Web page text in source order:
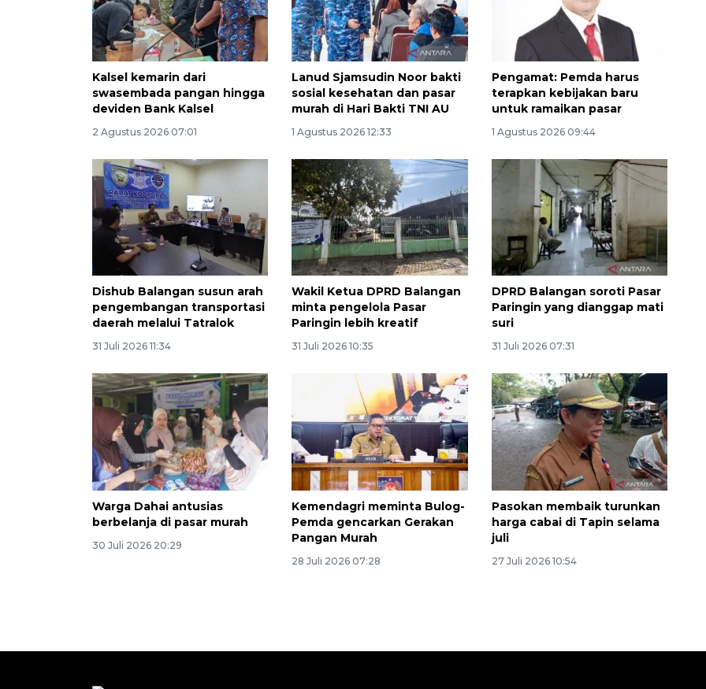
Kalsel kemarin dari
swasembada pangan hingga
deviden Bank Kalsel
2 Agustus 2026 07:01
Lanud Sjamsudin Noor bakti
sosial kesehatan dan pasar
murah di Hari Bakti TNI AU
1 Agustus 2026 12:33
Pengamat: Pemda harus
terapkan kebijakan baru
untuk ramaikan pasar
1 Agustus 2026 09:44
Dishub Balangan susun arah
pengembangan transportasi
daerah melalui Tatralok
31 Juli 2026 11:34
Wakil Ketua DPRD Balangan
minta pengelola Pasar
Paringin lebih kreatif
31 Juli 2026 10:35
DPRD Balangan soroti Pasar
Paringin yang dianggap mati
suri
31 Juli 2026 07:31
Warga Dahai antusias
berbelanja di pasar murah
30 Juli 2026 20:29
Kemendagri meminta Bulog-
Pemda gencarkan Gerakan
Pangan Murah
28 Juli 2026 07:28
Pasokan membaik turunkan
harga cabai di Tapin selama
juli
27 Juli 2026 10:54
Layanan haji Indonesia
semakin memuaskan
2026-08-08 15:00:00